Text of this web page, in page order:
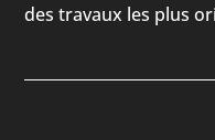
des travaux les plus